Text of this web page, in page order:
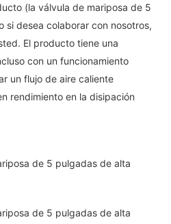
(la válvula de mariposa de 5
si desea colaborar con nosotros,
El producto tiene una
con un funcionamiento
un flujo de aire caliente
rendimiento en la disipación